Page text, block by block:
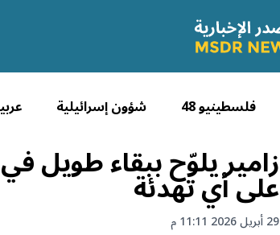
فلسطينيو 48 شؤون إسرائيلية
زامير يلوّح ببقاء طويل
على أي تهدئة
29 أبريل 2026 11:11 م